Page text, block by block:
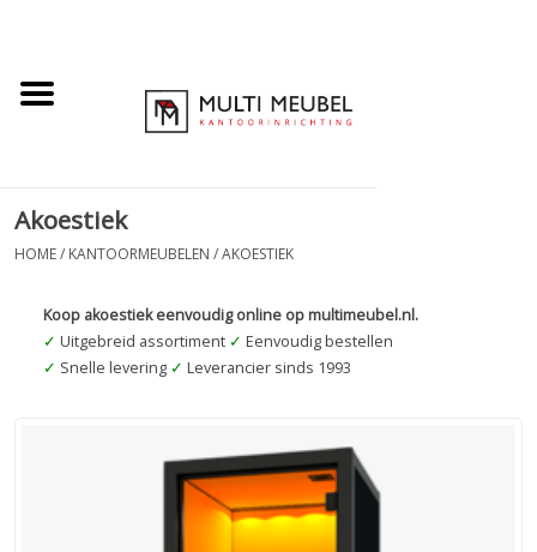
Akoestiek
HOME/ KANTOORMEUBELEN /AKOESTIEK
Koop akoestiek eenvoudig online op multimeubel.nl.
✓ Uitgebreid assortiment ✓ Eenvoudig bestellen
✓ Snelle levering ✓ Leverancier sinds 1993